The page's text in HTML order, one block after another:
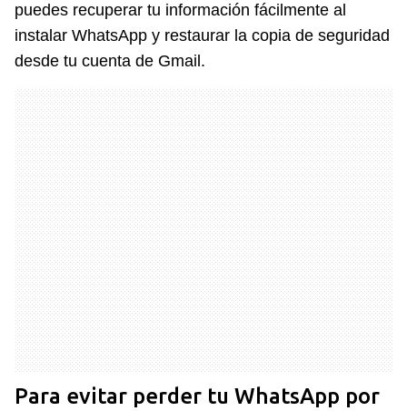
puedes recuperar tu información fácilmente al
instalar WhatsApp y restaurar la copia de seguridad
desde tu cuenta de Gmail.
Para evitar perder tu WhatsApp por